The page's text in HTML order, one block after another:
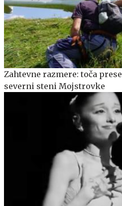
Zahtevne razmere: toča
severni steni Mojstrovke